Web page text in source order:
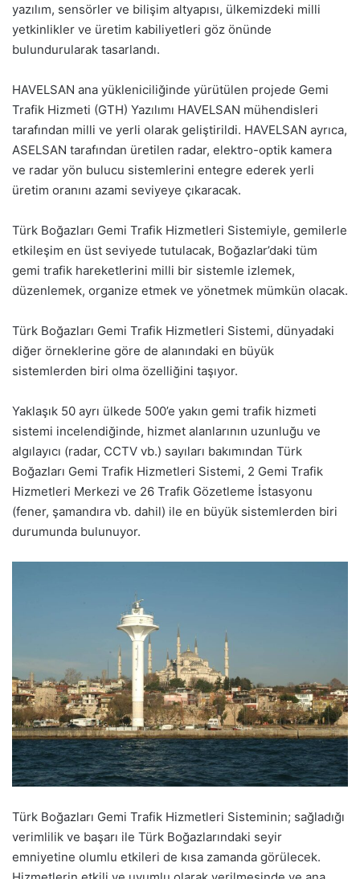
yazılım, sensörler ve bilişim altyapısı, ülkemizdeki milli
yetkinlikler ve üretim kabiliyetleri göz önünde
bulundurularak tasarlandı.
HAVELSAN ana yükleniciliğinde yürütülen projede Gemi
Trafik Hizmeti (GTH) Yazılımı HAVELSAN mühendisleri
tarafından milli ve yerli olarak geliştirildi. HAVELSAN ayrıca,
ASELSAN tarafından üretilen radar, elektro-optik kamera
ve radar yön bulucu sistemlerini entegre ederek yerli
üretim oranını azami seviyeye çıkaracak.
Türk Boğazları Gemi Trafik Hizmetleri Sistemiyle, gemilerle
etkileşim en üst seviyede tutulacak, Boğazlar’daki tüm
gemi trafik hareketlerini milli bir sistemle izlemek,
düzenlemek, organize etmek ve yönetmek mümkün olacak.
Türk Boğazları Gemi Trafik Hizmetleri Sistemi, dünyadaki
diğer örneklerine göre de alanındaki en büyük
sistemlerden biri olma özelliğini taşıyor.
Yaklaşık 50 ayrı ülkede 500’e yakın gemi trafik hizmeti
sistemi incelendiğinde, hizmet alanlarının uzunluğu ve
algılayıcı (radar, CCTV vb.) sayıları bakımından Türk
Boğazları Gemi Trafik Hizmetleri Sistemi, 2 Gemi Trafik
Hizmetleri Merkezi ve 26 Trafik Gözetleme İstasyonu
(fener, şamandıra vb. dahil) ile en büyük sistemlerden biri
durumunda bulunuyor.
Türk Boğazları Gemi Trafik Hizmetleri Sisteminin; sağladığı
verimlilik ve başarı ile Türk Boğazlarındaki seyir
emniyetine olumlu etkileri de kısa zamanda görülecek.